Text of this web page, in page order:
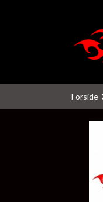
Forside